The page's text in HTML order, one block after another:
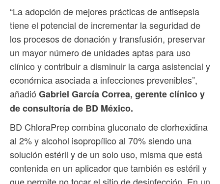
“La adopción de mejores prácticas de antisepsia
tiene el potencial de incrementar la seguridad de
los procesos de donación y transfusión, preservar
un mayor número de unidades aptas para uso
clínico y contribuir a disminuir la carga asistencial y
económica asociada a infecciones prevenibles”,
añadió Gabriel García Correa, gerente clínico y
de consultoría de BD México.
BD ChloraPrep combina gluconato de clorhexidina
al 2% y alcohol isopropílico al 70% siendo una
solución estéril y de un solo uso, misma que está
contenida en un aplicador que también es estéril y